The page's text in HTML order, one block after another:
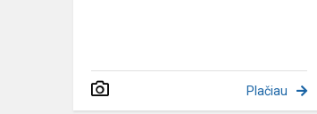
Plačiau